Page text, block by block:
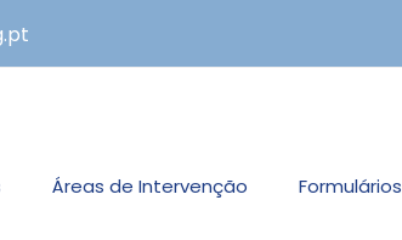
Áreas de Intervenção Formulários